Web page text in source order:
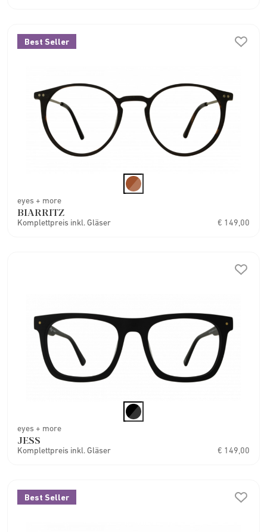
Best Seller
eyes + more
BIARRITZ
Komplettpreis inkl. Gläser € 149,00
eyes + more
JESS
Komplettpreis inkl. Gläser € 149,00
Best Seller